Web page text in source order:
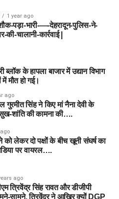
आवेदन शुल्क लेता है। भुगतान
क्रेडिट कार्ड, यूपीआई) से ही
₹100
₹0 (निःशुल्क)
2026 के लिए
1 year ago
पड़ा-भारी-—-देहरादून-पुलिस-ने-
चालानी-कार्रवाई |
के हापला बाजार में उद्यान विभाग
में मौत हो गई।
ago
गुरमीत सिंह ने किए मां नैना देवी के
शांति की कामना की….
लेकर दो पक्षों के बीच खूनी संघर्ष का
पर वायरल….
ago
त्रिवेंद्र सिंह रावत और डीजीपी
सामने, त्रिवेंद्र ने आखिर क्यों DGP